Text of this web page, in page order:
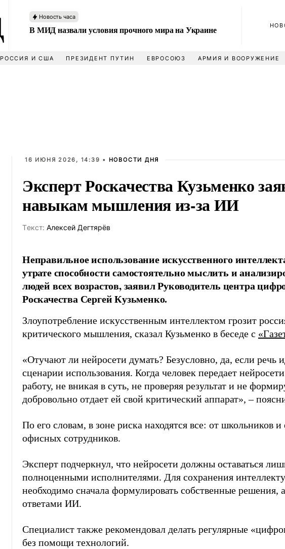
Новость часа
В МИД назвали условия прочного мира на Украине
РОССИЯ И США ПРЕЗИДЕНТ ПУТИН ЕВРОСОЮЗ АРМИЯ И ВООРУЖЕНИЕ
16 ИЮНЯ 2026, 14:39 • НОВОСТИ ДНЯ
Эксперт Роскачества Кузьменко
навыкам мышления из-за ИИ
Tекст: Алексей Дегтярёв
Неправильное использование искусственного
утрате способности самостоятельно мыслить и
людей всех возрастов, заявил Руководитель центра
Роскачества Сергей Кузьменко.
Злоупотребление искусственным интеллектом грозит
критического мышления, сказал Кузьменко в беседе с
«Отучают ли нейросети думать? Безусловно, да, если речь
сценарии использования. Когда человек передает
работу, не вникая в суть, не проверяя результат и не
добровольно отдает ей свой критический аппарат», –
По его словам, в зоне риска находятся все: от школьников
офисных сотрудников.
Эксперт подчеркнул, что нейросети должны оставаться
полноценными исполнителями. Для сохранения
необходимо сначала формулировать собственные решения,
ответами ИИ.
Специалист также рекомендовал делать регулярные
без помощи технологий.